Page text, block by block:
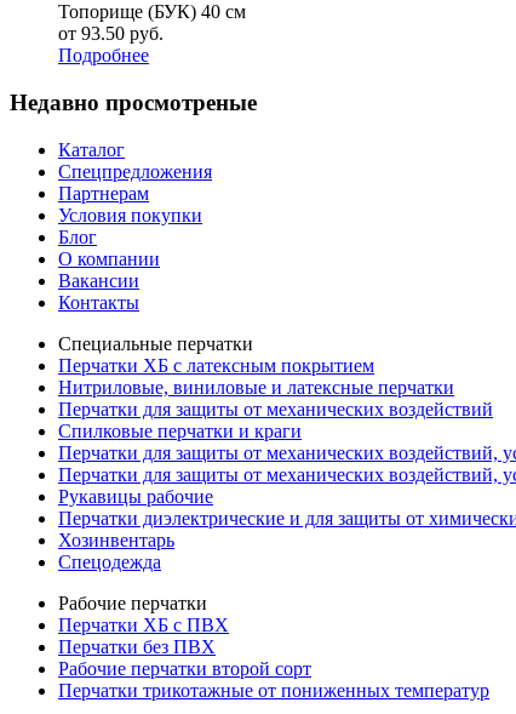
Топорище (БУК) 40 см
от 93.50 руб.
Подробнее
Недавно просмотреные
Каталог
Спецпредложения
Партнерам
Условия покупки
Блог
О компании
Вакансии
Контакты
Специальные перчатки
Перчатки ХБ с латексным покрытием
Нитриловые, виниловые и латексные перчатки
Перчатки для защиты от механических воздействий
Cпилковые перчатки и краги
Перчатки для защиты от механических воздействий,
Перчатки для защиты от механических воздействий,
Рукавицы рабочие
Перчатки диэлектрические и для защиты от
Хозинвентарь
Спецодежда
Рабочие перчатки
Перчатки ХБ с ПВХ
Перчатки без ПВХ
Рабочие перчатки второй сорт
Перчатки трикотажные от пониженных температур